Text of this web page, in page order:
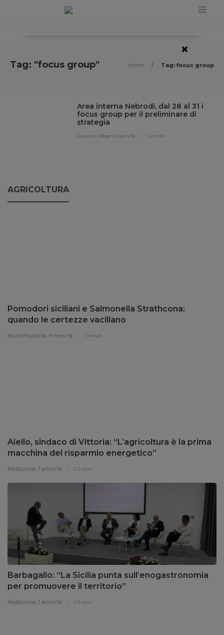
Tag: "focus group" Home / Tag: focus group
Area interna Nebrodi, dal 28 al 31 i
focus group per il preliminare di
strategia
Giovanni Megna9 anni fa 2 min
AGRICOLTURA
Pomodori siciliani e Salmonella Strathcona:
quando le certezze vacillano
economysicilia, 9 mesi fa 4 min
Aiello, sindaco di Vittoria: “L’agricoltura è la prima
macchina del risparmio energetico”
Redazione, 1 anno fa 2 min
Barbagallo: “La Sicilia punta sull’enogastronomia
per promuovere il territorio”
Redazione, 1 anno fa 2 min
×